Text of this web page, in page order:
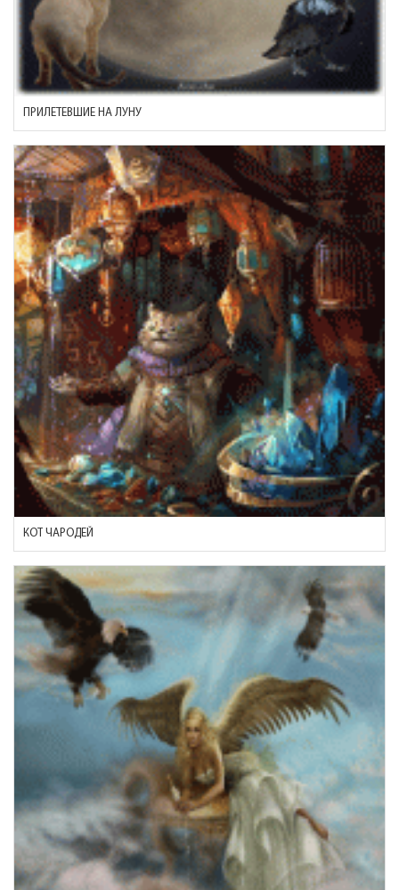
ПРИЛЕТЕВШИЕ НА ЛУНУ
КОТ ЧАРОДЕЙ